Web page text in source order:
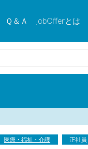
Ｑ＆Ａ JobOfferとは
医療・福祉・介護 正社員